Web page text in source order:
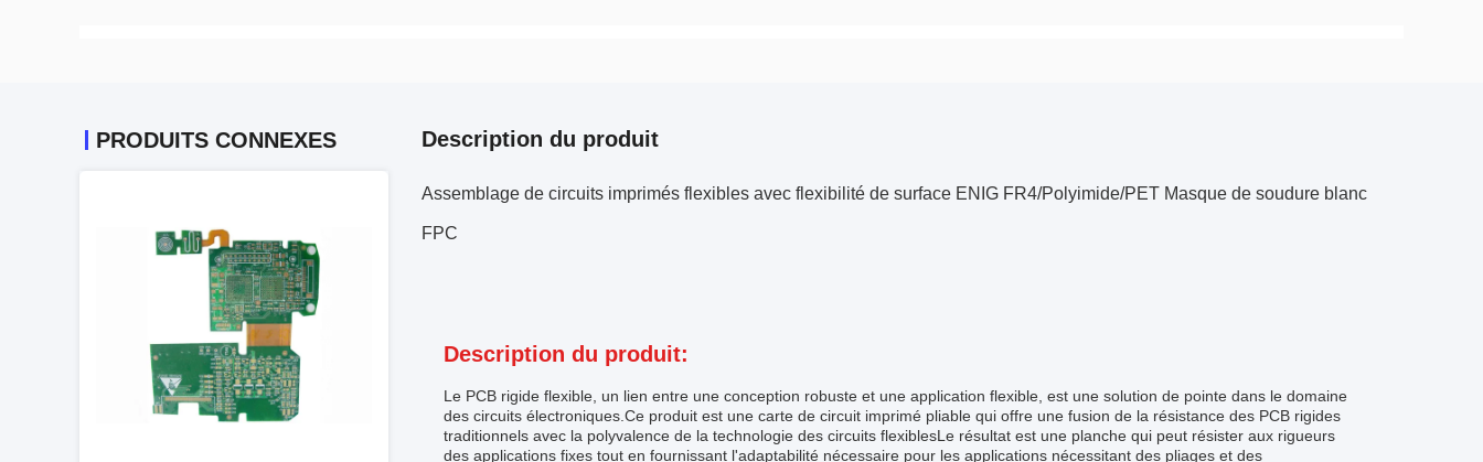
PRODUITS CONNEXES Description du produit
Assemblage de circuits imprimés flexibles avec flexibilité de surface ENIG FR4/Polyimide/PET Masque de soudure blanc
FPC
Description du produit:
Le PCB rigide flexible, un lien entre une conception robuste et une application flexible, est une solution de pointe dans le domaine
des circuits électroniques.Ce produit est une carte de circuit imprimé pliable qui offre une fusion de la résistance des PCB rigides
traditionnels avec la polyvalence de la technologie des circuits flexiblesLe résultat est une planche qui peut résister aux rigueurs
des applications fixes tout en fournissant l'adaptabilité nécessaire pour les applications nécessitant des pliages et des